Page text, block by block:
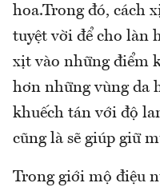
hoa.Trong đó, cách
tuyệt vời để cho làn
xịt vào những điểm
hơn những vùng da
khuếch tán với độ
cũng là sẽ giúp giữ
Trong giới mộ điệu